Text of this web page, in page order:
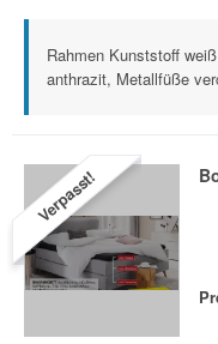
Rahmen Kunststoff
anthrazit, Metallfüße
Verpasst!